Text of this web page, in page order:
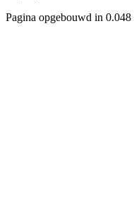
Pagina opgebouwd in 0.048